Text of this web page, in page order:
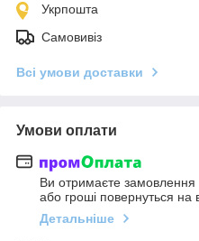
Укрпошта
Самовивіз
Всі умови доставки
Умови оплати
Ви отримаєте замовлення
або гроші повернуться на
Детальніше